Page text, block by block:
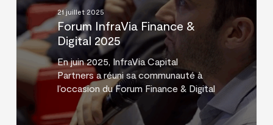
21 juillet 2025
Forum InfraVia Finance &
Digital 2025
En juin 2025, InfraVia Capital
Partners a réuni sa communauté à
l’occasion du Forum Finance & Digital